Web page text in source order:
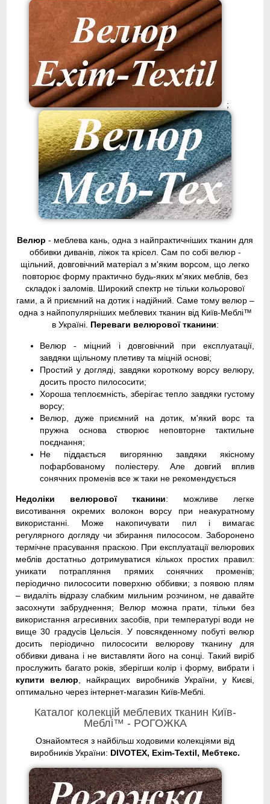
;
Велюр - меблева кань, одна з найпрактичніших тканин для
оббивки диванів, ліжок та крісел. Сам по собі велюр -
щільний, довговічний матеріал з м'яким ворсом, що легко
повторює форму практично будь-яких м'яких меблів, без
складок і заломів. Широкий спектр не тільки кольорової
гами, а й приємний на дотик і надійний. Саме тому велюр –
одна з найпопулярніших меблевих тканин від Київ-Меблі™
в Україні. Переваги велюрової тканини:
Велюр - міцний і довговічний при експлуатації,
завдяки щільному плетиву та міцній основі;
Простий у догляді, завдяки короткому ворсу велюру,
досить просто пилососити;
Хороша теплоємність, зберігає тепло завдяки густому
ворсу;
Велюр, дуже приємний на дотик, м'який ворс та
пружна основа створює неповторне тактильне
поєднання;
Не піддається вигорянню завдяки якісному
пофарбованому поліестеру. Але довгий вплив
сонячних променів все ж таки не рекомендується
Недоліки велюрової тканини: можливе легке
висотивання окремих волокон ворсу при неакуратному
використанні. Може накопичувати пил і вимагає
регулярного догляду чи збирання пилососом. Заборонено
термічне прасування праскою. При експлуатації велюрових
меблів достатньо дотримуватися кількох простих правил:
уникати потрапляння прямих сонячних променів;
періодично пилососити поверхню оббивки; з появою плям
– видаліть відразу слабким мильним розчином, не давайте
засохнути забруднення; Велюр можна прати, тільки без
використання агресивних засобів, при температурі води не
вище 30 градусів Цельсія. У повсякденному побуті велюр
досить періодично пилососити велюрову тканину для
оббивки дивана і не виставляти його на сонці. Такий виріб
прослужить багато років, зберігши колір і форму, вибрати і
купити велюр, найкращих виробників України, у Києві,
оптимально через інтернет-магазин Київ-Меблі.
Каталог колекцій меблевих тканин Київ-
Меблі™ - РОГОЖКА
Ознайомтеся з найбільш ходовими колекціями від
виробників України: DIVOTEX, Exim-Textil, Мебтекс.